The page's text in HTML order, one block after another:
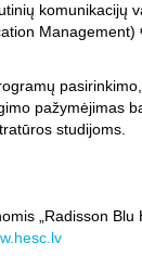
komunikacijų
Management)
pažymėjimas
studijoms.
„Radisson Blu